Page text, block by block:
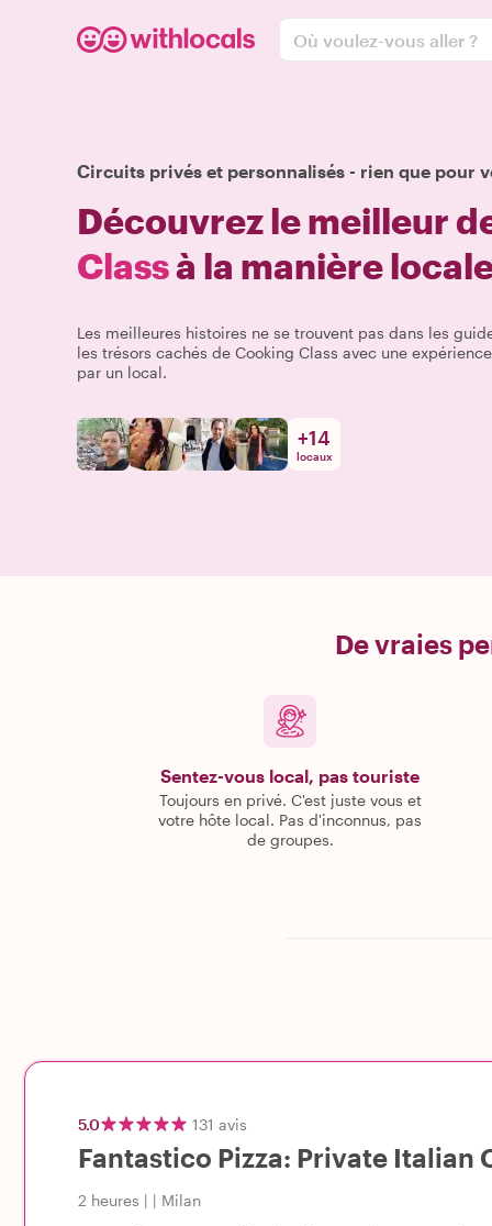
Où voulez-vous aller ?
Circuits privés et personnalisés - rien que pour
Découvrez le meilleur
Classà la manière
Les meilleures histoires ne se trouvent pas dans les
les trésors cachés de Cooking Class avec une
par un local.
+14
locaux
De vraies
Sentez-vous local, pas touriste
Toujours en privé. C'est juste vous et
votre hôte local. Pas d'inconnus, pas
de groupes.
5.0 131 avis
Fantastico Pizza: Private Italian
2 heures | | Milan